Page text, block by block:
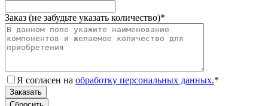
Заказ (не забудьте указать количество)*
Я согласен на обработку персональных данных.*